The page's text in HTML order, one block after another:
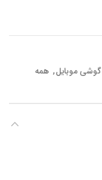
گوشی موبایل, همه